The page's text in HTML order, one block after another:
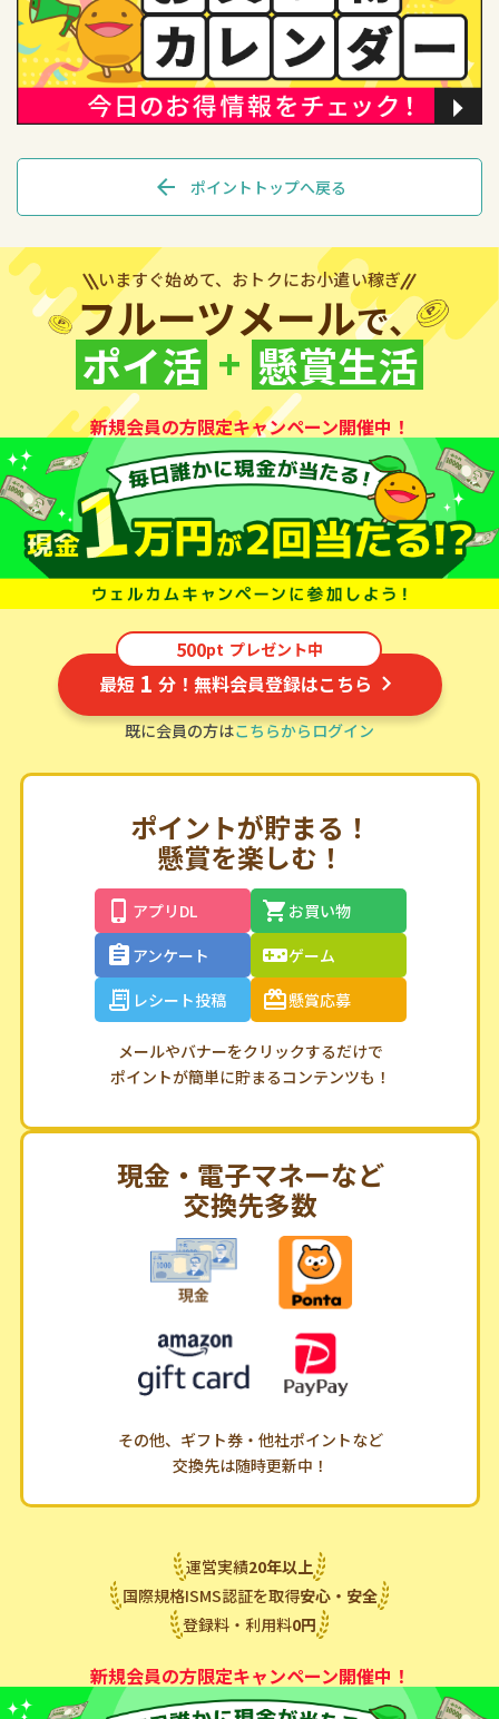
arrow_back ポイントトップへ戻る
いますぐ始めて、おトクにお小遣い稼ぎ
フルーツメールで、
ポイ活 + 懸賞生活
新規会員の方限定キャンペーン開催中！
500pt プレゼント中
最短 1 分！無料会員登録はこちら
既に会員の方はこちらからログイン
ポイントが貯まる！
懸賞を楽しむ！
アプリDL
お買い物
アンケート
ゲーム
レシート投稿
懸賞応募
メールやバナーをクリックするだけで
ポイントが簡単に貯まるコンテンツも！
現金・電子マネーなど
交換先多数
その他、ギフト券・他社ポイントなど
交換先は随時更新中！
運営実績20年以上
国際規格ISMS認証を取得安心・安全
登録料・利用料0円
新規会員の方限定キャンペーン開催中！